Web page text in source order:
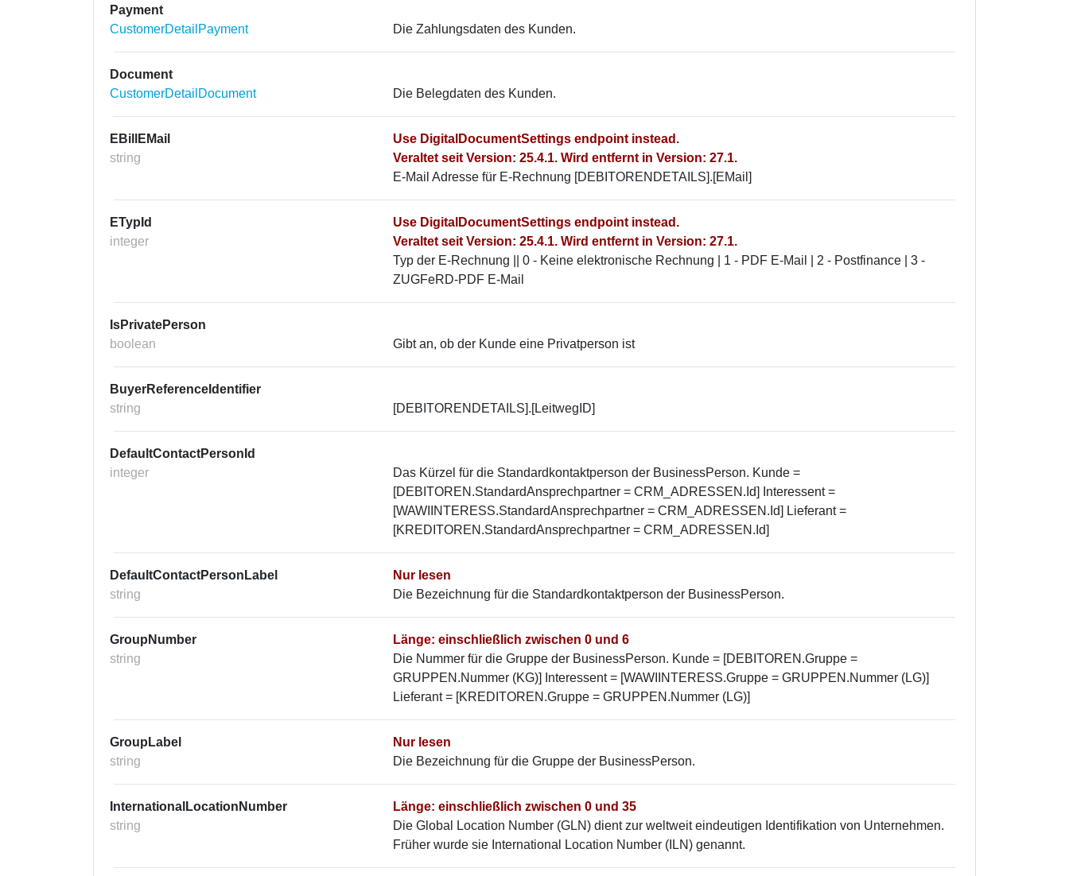
Payment
CustomerDetailPayment
Die Zahlungsdaten des Kunden.
Document
CustomerDetailDocument
Die Belegdaten des Kunden.
EBillEMail
string
Use DigitalDocumentSettings endpoint instead.
Veraltet seit Version: 25.4.1. Wird entfernt in Version: 27.1.
E-Mail Adresse für E-Rechnung [DEBITORENDETAILS].[EMail]
ETypId
integer
Use DigitalDocumentSettings endpoint instead.
Veraltet seit Version: 25.4.1. Wird entfernt in Version: 27.1.
Typ der E-Rechnung || 0 - Keine elektronische Rechnung | 1 - PDF E-Mail | 2 - Postfinance | 3 -
ZUGFeRD-PDF E-Mail
IsPrivatePerson
boolean
Gibt an, ob der Kunde eine Privatperson ist
BuyerReferenceIdentifier
string
[DEBITORENDETAILS].[LeitwegID]
DefaultContactPersonId
integer
Das Kürzel für die Standardkontaktperson der BusinessPerson. Kunde =
[DEBITOREN.StandardAnsprechpartner = CRM_ADRESSEN.Id] Interessent =
[WAWIINTERESS.StandardAnsprechpartner = CRM_ADRESSEN.Id] Lieferant =
[KREDITOREN.StandardAnsprechpartner = CRM_ADRESSEN.Id]
DefaultContactPersonLabel
string
Nur lesen
Die Bezeichnung für die Standardkontaktperson der BusinessPerson.
GroupNumber
string
Länge: einschließlich zwischen 0 und 6
Die Nummer für die Gruppe der BusinessPerson. Kunde = [DEBITOREN.Gruppe =
GRUPPEN.Nummer (KG)] Interessent = [WAWIINTERESS.Gruppe = GRUPPEN.Nummer (LG)]
Lieferant = [KREDITOREN.Gruppe = GRUPPEN.Nummer (LG)]
GroupLabel
string
Nur lesen
Die Bezeichnung für die Gruppe der BusinessPerson.
InternationalLocationNumber
string
Länge: einschließlich zwischen 0 und 35
Die Global Location Number (GLN) dient zur weltweit eindeutigen Identifikation von Unternehmen.
Früher wurde sie International Location Number (ILN) genannt.